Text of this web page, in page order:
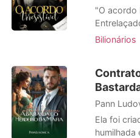
"O acordo
Entrelaçados Malena é uma
luta para
contrato
pode mudar
uma
Bilionários
Amor
Paixão
Pann
Ela foi
humilhada